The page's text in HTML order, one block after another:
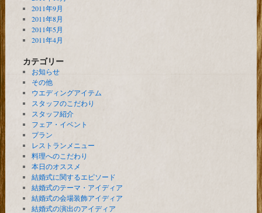
2011年9月
2011年8月
2011年5月
2011年4月
カテゴリー
お知らせ
その他
ウエディングアイテム
スタッフのこだわり
スタッフ紹介
フェア・イベント
プラン
レストランメニュー
料理へのこだわり
本日のオススメ
結婚式に関するエピソード
結婚式のテーマ・アイディア
結婚式の会場装飾アイディア
結婚式の演出のアイディア